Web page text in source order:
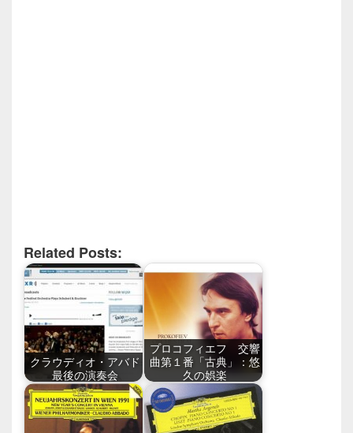
Related Posts:
クラウディオ・アバド
最後の演奏会
プロコフィエフ 交響
曲第１番「古典」：悠
久の娯楽